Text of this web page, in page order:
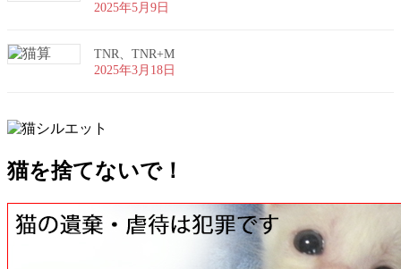
2025年5月9日
TNR、TNR+M
2025年3月18日
猫を捨てないで！